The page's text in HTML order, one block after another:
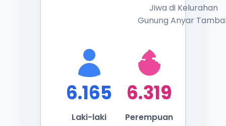
Jiwa di Kelurahan
Gunung Anyar
6.165
Laki-laki
6.319
Perempuan